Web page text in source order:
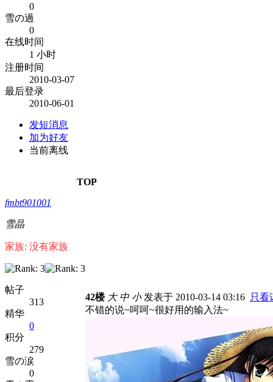
0
雪の過
0
在线时间
1 小时
注册时间
2010-03-07
最后登录
2010-06-01
发短消息
加为好友
当前离线
TOP
fmbt901001
雪晶
家族: 没有家族
帖子
313
精华
0
积分
279
雪の涙
0
42楼 大 中 小发表于 2010-03-14 03:16 只看
不错的说~呵呵~很好用的输入法~